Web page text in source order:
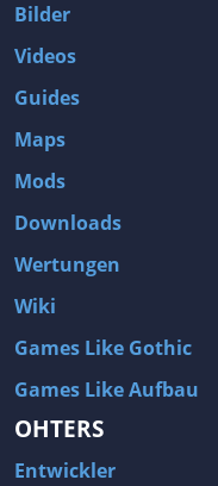
Bilder
Videos
Guides
Maps
Mods
Downloads
Wertungen
Wiki
Games Like Gothic
Games Like Aufbau
OHTERS
Entwickler